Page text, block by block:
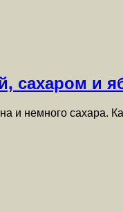
сахаром и
и немного сахара.